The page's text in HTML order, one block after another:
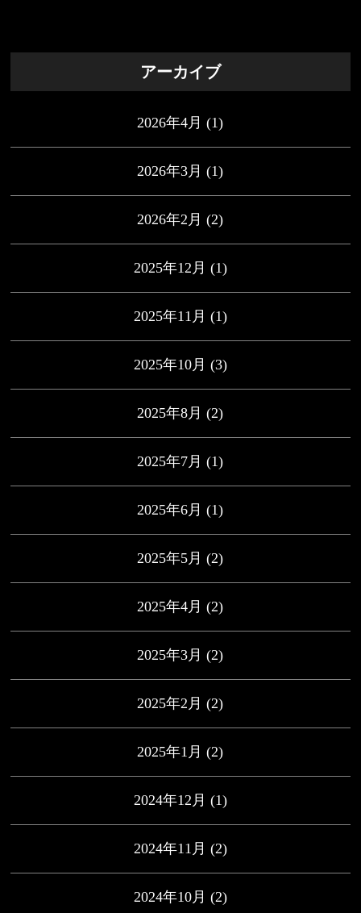
アーカイブ
2026年4月 (1)
2026年3月 (1)
2026年2月 (2)
2025年12月 (1)
2025年11月 (1)
2025年10月 (3)
2025年8月 (2)
2025年7月 (1)
2025年6月 (1)
2025年5月 (2)
2025年4月 (2)
2025年3月 (2)
2025年2月 (2)
2025年1月 (2)
2024年12月 (1)
2024年11月 (2)
2024年10月 (2)